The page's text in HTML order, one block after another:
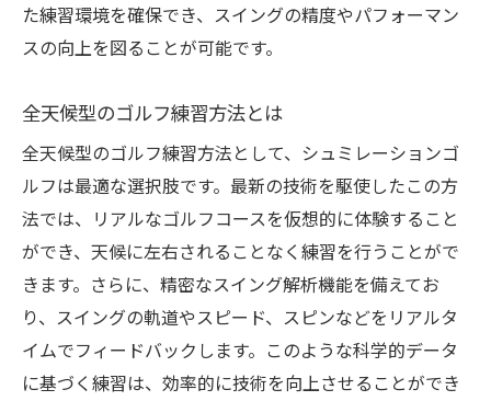
た練習環境を確保でき、スイングの精度やパフォーマン
スの向上を図ることが可能です。
全天候型のゴルフ練習方法とは
全天候型のゴルフ練習方法として、シュミレーションゴ
ルフは最適な選択肢です。最新の技術を駆使したこの方
法では、リアルなゴルフコースを仮想的に体験すること
ができ、天候に左右されることなく練習を行うことがで
きます。さらに、精密なスイング解析機能を備えてお
り、スイングの軌道やスピード、スピンなどをリアルタ
イムでフィードバックします。このような科学的データ
に基づく練習は、効率的に技術を向上させることができ